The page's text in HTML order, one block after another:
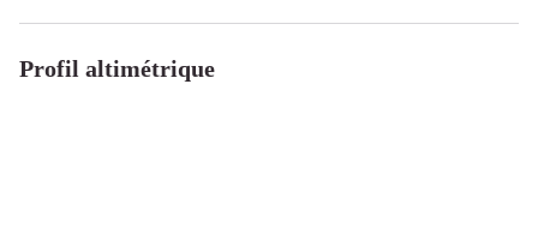
Profil altimétrique